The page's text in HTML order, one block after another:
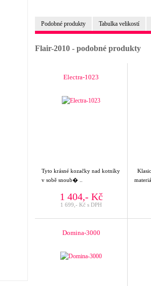
Podobné produkty Tabulka velikostí
Flair-2010 - podobné produkty
Electra-1023
Tyto krásné kozačky nad kotníky
v sobě snoub� ..
1 404,- Kč
1 699,- Kč s DPH
Domina-3000